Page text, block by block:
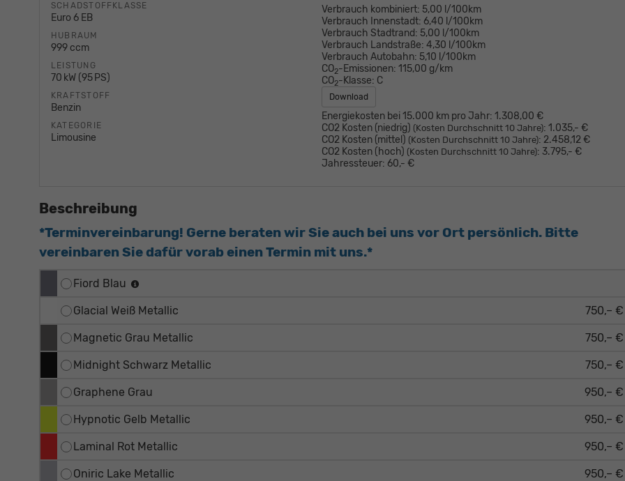
SCHADSTOFFKLASSE
Euro 6 EB
HUBRAUM
999 ccm
LEISTUNG
70 kW (95 PS)
KRAFTSTOFF
Benzin
KATEGORIE
Limousine
Verbrauch kombiniert: 5,00 l/100km
Verbrauch Innenstadt: 6,40 l/100km
Verbrauch Stadtrand: 5,00 l/100km
Verbrauch Landstraße: 4,30 l/100km
Verbrauch Autobahn: 5,10 l/100km
CO2-Emissionen: 115,00 g/km
CO2-Klasse: C
Download
Energiekosten bei 15.000 km pro Jahr: 1.308,00 €
CO2 Kosten (niedrig) (Kosten Durchschnitt 10 Jahre): 1.035,- €
CO2 Kosten (mittel) (Kosten Durchschnitt 10 Jahre): 2.458,12 €
CO2 Kosten (hoch) (Kosten Durchschnitt 10 Jahre): 3.795,- €
Jahressteuer: 60,- €
Beschreibung
*Terminvereinbarung! Gerne beraten wir Sie auch bei uns vor Ort persönlich. Bitte
vereinbaren Sie dafür vorab einen Termin mit uns.*
Fiord Blau
Glacial Weiß Metallic 750,– €
Magnetic Grau Metallic 750,– €
Midnight Schwarz Metallic 750,– €
Graphene Grau 950,– €
Hypnotic Gelb Metallic 950,– €
Laminal Rot Metallic 950,– €
Oniric Lake Metallic 950,– €